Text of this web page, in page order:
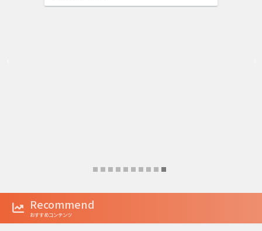
Recommend
おすすめコンテンツ